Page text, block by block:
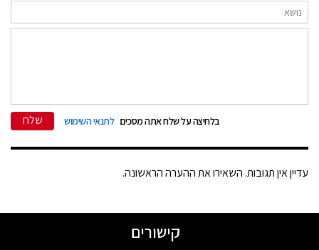
בלחיצה על שלח אתה מסכים לתנאי השימוש שלח
עדיין אין תגובות. השאירו את ההערה הראשונה.
קישורים